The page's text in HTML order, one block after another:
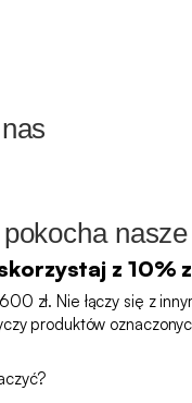
z 10%
zł. Nie łączy się z
produktów